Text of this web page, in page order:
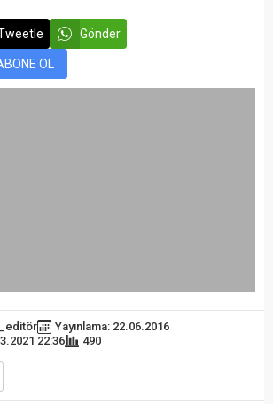
Gönder
OL
Yayınlama: 22.06.2016
22:36
490